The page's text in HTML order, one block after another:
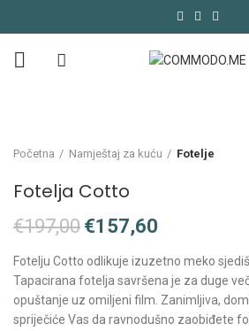
Početna Namještaj za kuću Fotelje
Fotelja Cotto
€197,00 €157,60
Fotelju Cotto odlikuje izuzetno meko
Tapacirana fotelja savršena je za duge
opuštanje uz omiljeni film. Zanimljiva,
spriječiće Vas da ravnodušno zaobiđete